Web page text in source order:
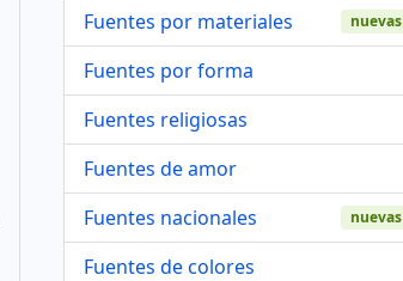
Fuentes por materiales
nuevas
Fuentes por forma
Fuentes religiosas
Fuentes de amor
Fuentes nacionales
nuevas
Fuentes de colores